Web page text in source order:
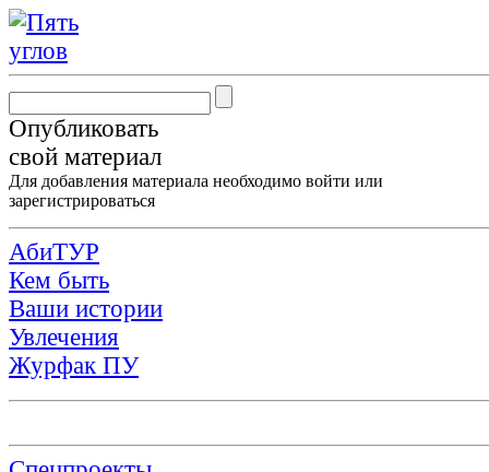
Опубликовать
свой материал
Для добавления материала необходимо войти или
зарегистрироваться
АбиТУР
Кем быть
Ваши истории
Увлечения
Журфак ПУ